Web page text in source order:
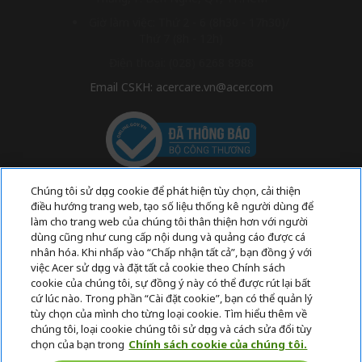
Email CSKH: acercare.vn@acer.com
Thanh toán bảo mật:
Tất cả bản quyền được đăng ký bởi Acer.
Chúng tôi sử dụng cookie để phát hiện tùy chọn, cải thiện
điều hướng trang web, tạo số liệu thống kê người dùng để
làm cho trang web của chúng tôi thân thiện hơn với người
dùng cũng như cung cấp nội dung và quảng cáo được cá
nhân hóa. Khi nhấp vào “Chấp nhận tất cả”, bạn đồng ý với
việc Acer sử dụng và đặt tất cả cookie theo Chính sách
cookie của chúng tôi, sự đồng ý này có thể được rút lại bất
cứ lúc nào. Trong phần “Cài đặt cookie”, bạn có thể quản lý
tùy chọn của mình cho từng loại cookie. Tìm hiểu thêm về
chúng tôi, loại cookie chúng tôi sử dụng và cách sửa đổi tùy
chọn của bạn trong Chính sách cookie của chúng tôi.